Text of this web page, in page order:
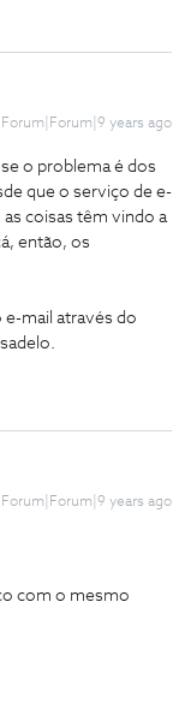
Forum|Forum|9 years ago
o problema é dos
que o serviço de e-
coisas têm vindo a
então, os
mail através do
Forum|Forum|9 years ago
com o mesmo